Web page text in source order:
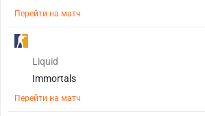
Перейти на матч
Liquid
Immortals
Перейти на матч